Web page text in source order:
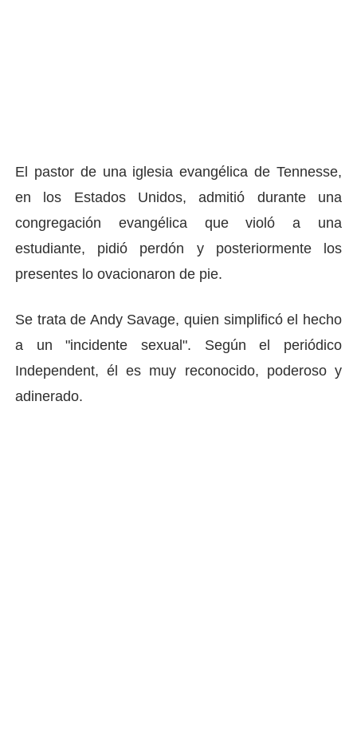
El pastor de una iglesia evangélica de Tennesse,
en los Estados Unidos, admitió durante una
congregación evangélica que violó a una
estudiante, pidió perdón y posteriormente los
presentes lo ovacionaron de pie.
Se trata de Andy Savage, quien simplificó el hecho
a un "incidente sexual". Según el periódico
Independent, él es muy reconocido, poderoso y
adinerado.